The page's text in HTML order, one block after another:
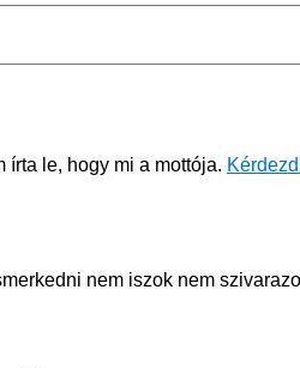
írta le, hogy mi a mottója.
nem iszok nem